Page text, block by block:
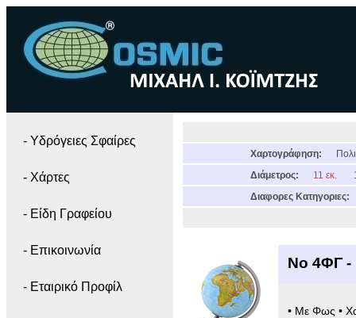
- Yδρόγειες Σφαίρες
- Χάρτες
- Είδη Γραφείου
- Επικοινωνία
- Εταιρικό Προφίλ
Χαρτογράφηση:
Διάμετρος:
11 εκ.
Διαφορες Κατηγοριες:
Νο 4ΦΓ -
• Με Φως •